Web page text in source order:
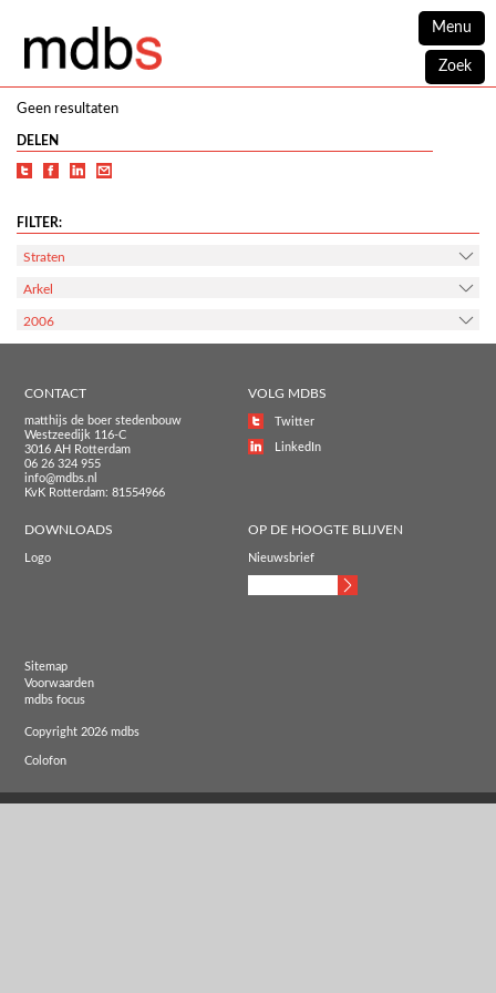
Menu
Zoek
Geen resultaten
DELEN
FILTER:
Straten
Arkel
2006
CONTACT
matthijs de boer stedenbouw
Westzeedijk 116-C
3016 AH Rotterdam
06 26 324 955
info@mdbs.nl
KvK Rotterdam: 81554966
VOLG MDBS
Twitter
LinkedIn
DOWNLOADS
Logo
OP DE HOOGTE BLIJVEN
Nieuwsbrief
Sitemap
Voorwaarden
mdbs focus
Copyright 2026 mdbs
Colofon